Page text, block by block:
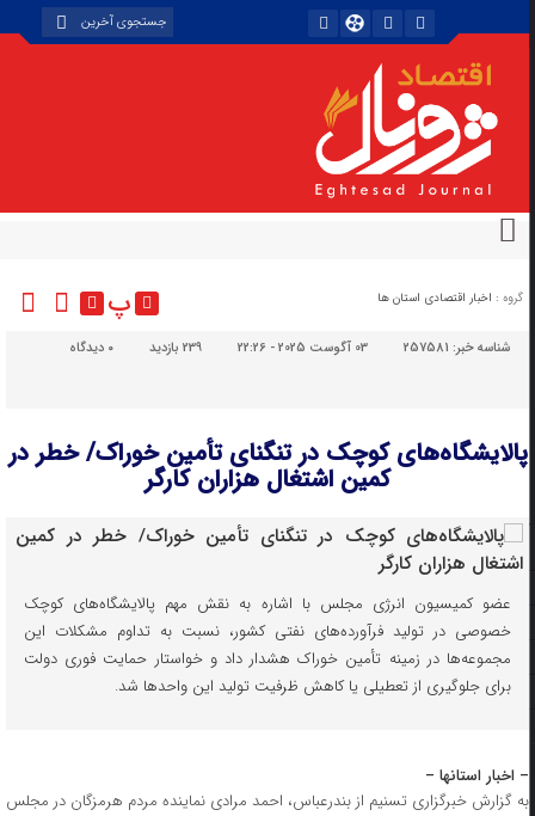
گروه : اخبار اقتصادی استان ها پ
شناسه خبر:257581 03 آگوست 2025 - 22:26 239 بازدید دیدگاه
پالایشگاه‌های کوچک در تنگنای تأمین خوراک/ خطر در
کمین اشتغال هزاران ‌کارگر
عضو کمیسیون انرژی مجلس با اشاره به نقش مهم پالایشگاه‌های کوچک
خصوصی در تولید فرآورده‌های نفتی کشور، نسبت به تداوم مشکلات این
مجموعه‌ها در زمینه تأمین خوراک هشدار داد و خواستار حمایت فوری دولت
برای جلوگیری از تعطیلی یا کاهش ظرفیت تولید این واحدها شد.
– اخبار استانها –
به گزارش خبرگزاری تسنیم از بندرعباس، احمد مرادی نماینده مردم هرمزگان در مجلس